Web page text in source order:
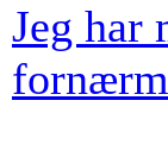
Jeg har